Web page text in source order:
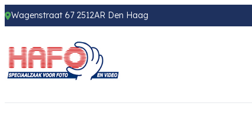
Wagenstraat 67 2512AR Den Haag